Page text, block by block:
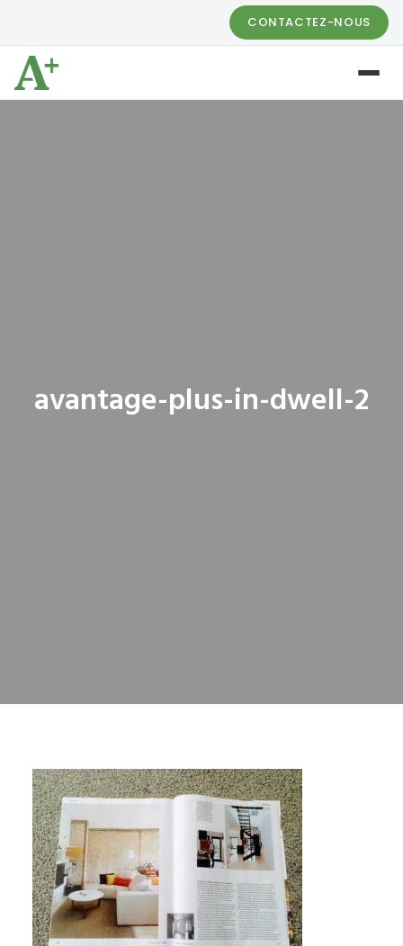
CONTACTEZ-NOUS
avantage-plus-in-dwell-2